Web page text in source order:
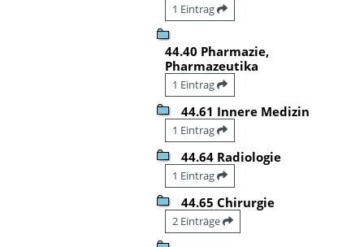
1 Eintrag
44.40 Pharmazie,
Pharmazeutika
1 Eintrag
44.61 Innere Medizin
1 Eintrag
44.64 Radiologie
1 Eintrag
44.65 Chirurgie
2 Einträge